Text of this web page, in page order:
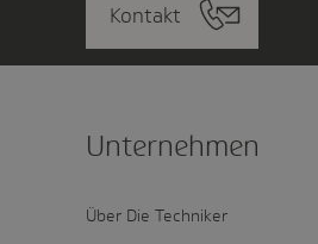
Kontakt
Unter­nehmen
Über Die Techniker